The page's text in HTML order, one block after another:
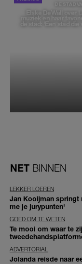
DE STAD
Elske DeWall over
muziek en haar
de stad: 'Een stad die
NET BINNEN
LEKKER LOEREN
Jan Kooijman springt
me je jurypunten'
GOED OM TE WETEN
Te mooi om waar te
ADVERTORIAL
Jolanda reisde naar